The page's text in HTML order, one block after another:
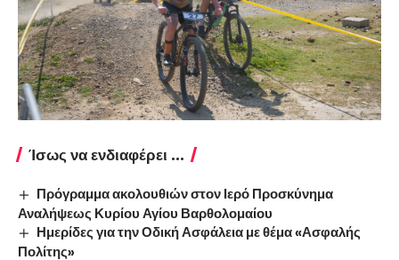
Ίσως να ενδιαφέρει ...
Πρόγραμμα ακολουθιών στον Ιερό Προσκύνημα
Αναλήψεως Κυρίου Αγίου Βαρθολομαίου
Ημερίδες για την Οδική Ασφάλεια με θέμα «Ασφαλής
Πολίτης»